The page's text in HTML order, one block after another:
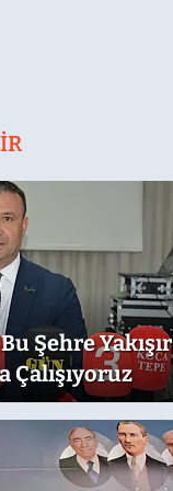
Şehre Yakışır
Çalışıyoruz